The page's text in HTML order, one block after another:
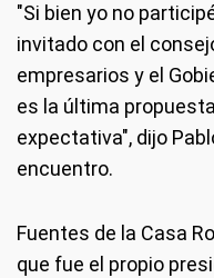
"Si bien yo no
invitado con el
empresarios y el
es la última
expectativa", dijo
encuentro.
Fuentes de la Casa
que fue el propio